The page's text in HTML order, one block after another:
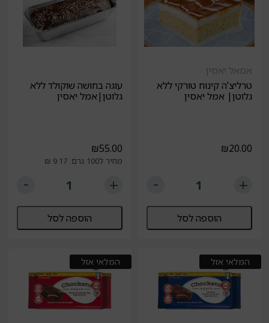
אמאל יאסין
טרליצ'ה קינוח טורקי ללא
גלוטן| אמל יאסין
₪20.00
הוספה לסל
עוגה בחושה שוקולד ללא
גלוטן|אמל יאסין
₪55.00
מחיר ל100 גרם: 9.17 ₪
הוספה לסל
המלאי אזל המלאי אזל